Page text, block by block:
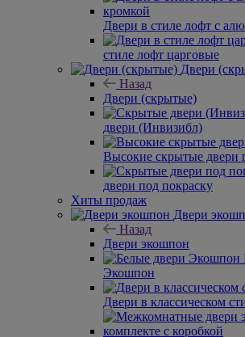
Двери в стиле лофт с
стиле лофт царговые
Двери
Назад
Двери (скрытые)
двери (Инвизибл)
Высокие скрытые двери
двери под покраску
Хиты продаж
Двери
Назад
Двери экошпон
Экошпон
Двери в классическом